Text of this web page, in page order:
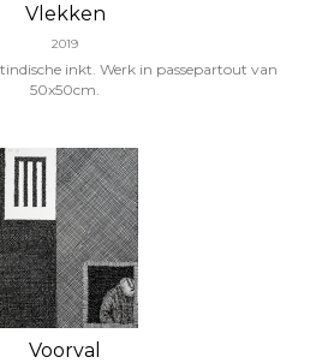
Vlekken
2019
inkt. Werk in passepartout van
50x50cm.
Voorval